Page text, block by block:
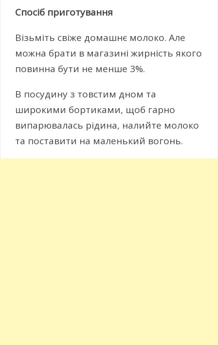
Спосіб приготування
Візьміть свіже домашнє молоко. Але
можна брати в магазині жирність якого
повинна бути не менше 3%.
В посудину з товстим дном та
широкими бортиками, щоб гарно
випарювалась рідина, налийте молоко
та поставити на маленький вогонь.